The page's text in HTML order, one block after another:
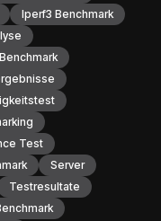
Iperf3 Benchmark
Test
Server
Testresultate